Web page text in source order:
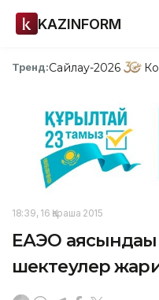
KAZINFORM
Тренд:Сайлау-2026
18:39, 16 Қараша 2015
ЕАЭО
шектеулер